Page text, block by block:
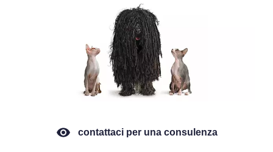
contattaci per una consulenza